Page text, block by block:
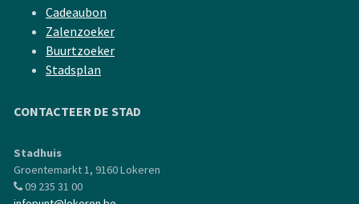
Cadeaubon
Zalenzoeker
Buurtzoeker
Stadsplan
CONTACTEER DE STAD
Stadhuis
Groentemarkt 1, 9160 Lokeren
09 235 31 00